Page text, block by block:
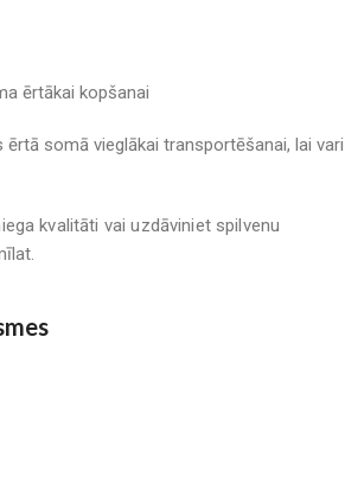
ērtākai kopšanai
somā vieglākai transportēšanai, lai vari
kvalitāti vai uzdāviniet spilvenu